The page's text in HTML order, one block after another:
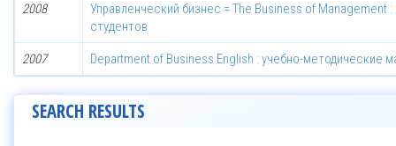
2008
Управленческий бизнес = The Business of Management
студентов
2007 Department of Business English : учебно-методические
SEARCH RESULTS